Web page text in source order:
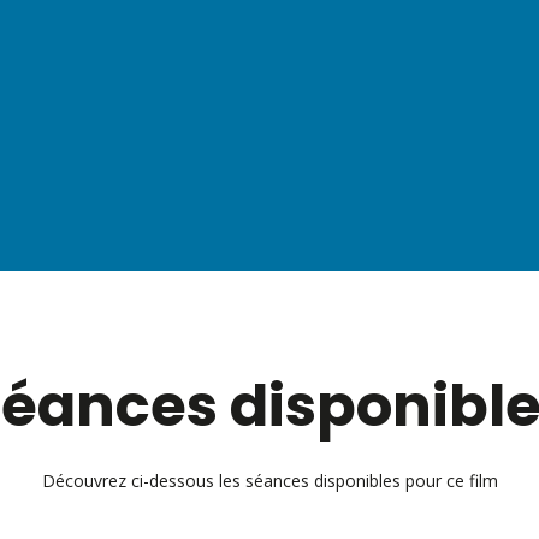
Découvrez ci-dessous les séances disponibles pour ce film